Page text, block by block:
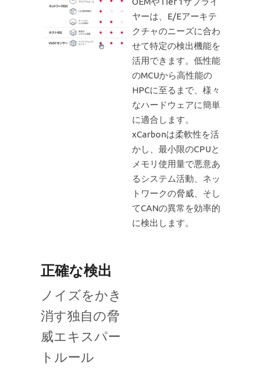
ヤーは、E/Eアーキテ
クチャのニーズに合わ
せて特定の検出機能を
活用できます。低性能
のMCUから高性能の
HPCに至るまで、様々
なハードウェアに簡単
に適合します。
xCarbonは柔軟性を活
かし、最小限のCPUと
メモリ使用量で悪意あ
るシステム活動、ネッ
トワークの脅威、そし
てCANの異常を効率的
に検出します。
正確な検出
ノイズをかき
消す独自の脅
威エキスパー
トルール